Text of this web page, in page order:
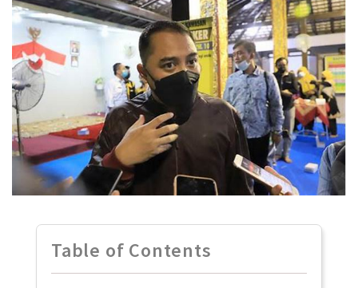
Table of Contents